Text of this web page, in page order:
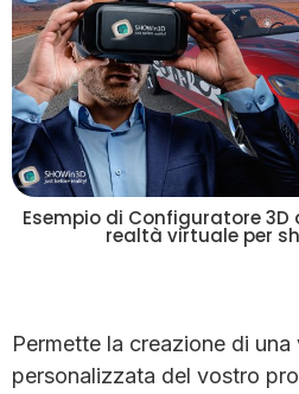
Esempio di Configuratore
realtà virtuale per
Permette la creazione di
personalizzata del vostro